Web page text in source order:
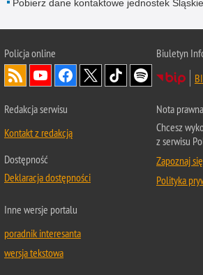
Pobierz dane kontaktowe jednostek
Policja online
Biuletyn
Redakcja serwisu
Kontakt z redakcją
Dostępność
Deklaracja dostępności
Nota prawna
Chcesz
z serwisu
Zapoznaj
Polityka
Inne wersje portalu
poradnik interesanta
wersja tekstowa